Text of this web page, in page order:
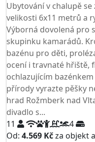
Ubytování v chalupě
velikosti 6x11 metrů a
Výborná dovolená pro
skupinku kamarádů.
bazénu pro děti,
ocení i travnaté hřiště,
ochlazujícím
přírody vyrazte pěšky
hrad Rožmberk nad
divadlo s...
11
4
Od: 4.569 Kčza objekt